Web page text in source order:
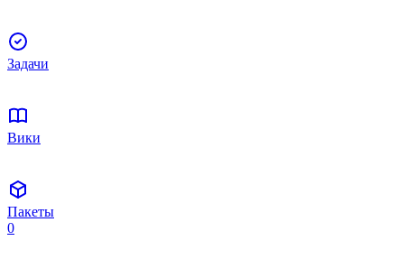
Задачи
Вики
Пакеты
0